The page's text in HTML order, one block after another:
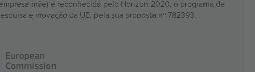
mãe) é reconhecida pelo Horizon 2020, o programa de
e inovação da UE, pela sua proposta nº 782393.